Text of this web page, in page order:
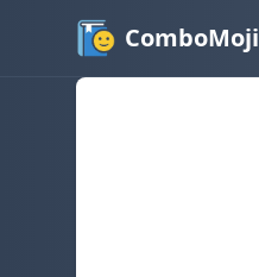
ComboMoji